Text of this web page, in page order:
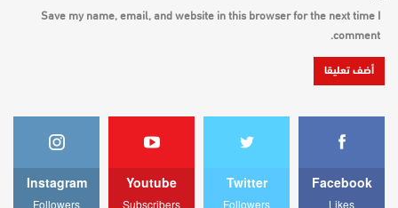
Save my name, email, and website in this browser for the next time I
comment.
Facebook
Likes
Twitter
Followers
Youtube
Subscribers
Instagram
Followers